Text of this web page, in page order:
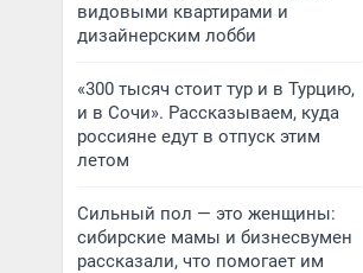
видовыми квартирами и
дизайнерским лобби
«300 тысяч стоит тур и в Турцию,
и в Сочи». Рассказываем, куда
россияне едут в отпуск этим
летом
Сильный пол — это женщины:
сибирские мамы и бизнесвумен
рассказали, что помогает им